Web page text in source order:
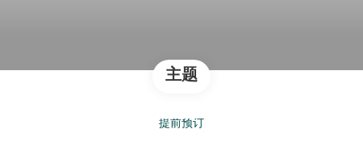
主题
提前预订